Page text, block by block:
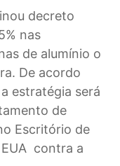
decreto
nas
de alumínio o
De acordo
estratégia será
de
Escritório de
contra a